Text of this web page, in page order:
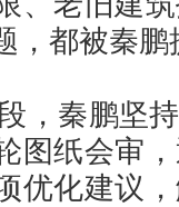
，都被秦
，秦鹏坚
图纸会审
优化建议